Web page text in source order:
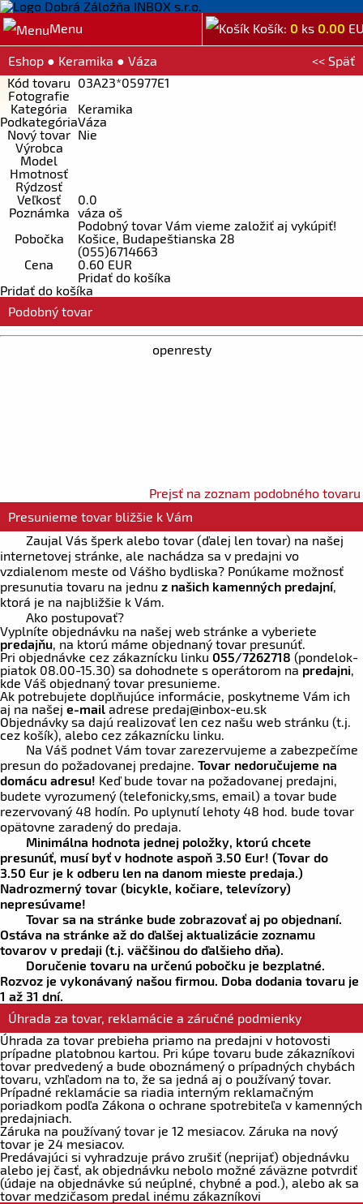
Menu Košík: 0 ks 0.00
<< Späť
Eshop ● Keramika ● Váza
Kód tovaru 03A23*05977E1
Fotografie
Kategória
Keramika
PodkategóriaVáza
Nový tovar Nie
Výrobca
Model
Hmotnosť
Rýdzosť
Veľkosť
0.0
Poznámka váza oš
Podobný tovar Vám vieme založiť aj vykúpiť!
Pobočka
Košice, Budapeštianska 28
(055)6714663
Cena
0.60 EUR
Pridať do košíka
Pridať do košíka
Podobný tovar
openresty
Prejsť na zoznam podobného tovaru
Presunieme tovar bližšie k Vám
Zaujal Vás šperk alebo tovar (ďalej len tovar) na našej
internetovej stránke, ale nachádza sa v predajni vo
vzdialenom meste od Vášho bydliska? Ponúkame možnosť
presunutia tovaru na jednu z našich kamenných predajní,
ktorá je na najbližšie k Vám.
Ako postupovať?
Vyplníte objednávku na našej web stránke a vyberiete
predajňu, na ktorú máme objednaný tovar presunúť.
Pri objednávke cez zákaznícku linku 055/7262718 (pondelok-
piatok 08.00-15.30) sa dohodnete s operátorom napredajni,
kde Váš objednaný tovar presunieme.
Ak potrebujete doplňujúce informácie, poskytneme Vám ich
aj na našeje-mailadrese predaj@inbox-eu.sk
Objednávky sa dajú realizovať len cez našu web stránku (t.j.
cez košík), alebo cez zákaznícku linku.
Na Váš podnet Vám tovar zarezervujeme a zabezpečíme
presun do požadovanej predajne. Tovar nedoručujeme na
domácu adresu! Keď bude tovar na požadovanej predajni,
budete vyrozumený (telefonicky,sms, email) a tovar bude
rezervovaný 48 hodín. Po uplynutí lehoty 48 hod. bude tovar
opätovne zaradený do predaja.
Minimálna hodnota jednej položky, ktorú chcete
presunúť, musí byť v hodnote aspoň 3.50 Eur! (Tovar do
3.50 Eur je k odberu len na danom mieste predaja.)
Nadrozmerný tovar (bicykle, kočiare, televízory)
nepresúvame!
Tovar sa na stránke bude zobrazovať aj po objednaní.
Ostáva na stránke až do ďalšej aktualizácie zoznamu
tovarov v predaji (t.j. väčšinou do ďalšieho dňa).
Doručenie tovaru na určenú pobočku je bezplatné.
Rozvoz je vykonávaný našou firmou. Doba dodania tovaru je
1 až 31 dní.
Úhrada za tovar, reklamácie a záručné podmienky
Úhrada za tovar prebieha priamo na predajni v hotovosti
prípadne platobnou kartou. Pri kúpe tovaru bude zákazníkovi
tovar predvedený a bude oboznámený o prípadných chybách
tovaru, vzhľadom na to, že sa jedná aj o používaný tovar.
Prípadné reklamácie sa riadia interným reklamačným
poriadkom podľa Zákona o ochrane spotrebiteľa v kamenných
predajniach.
Záruka na používaný tovar je 12 mesiacov. Záruka na nový
tovar je 24 mesiacov.
Predávajúci si vyhradzuje právo zrušiť (neprijať) objednávku
alebo jej časť, ak objednávku nebolo možné záväzne potvrdiť
(údaje na objednávke sú neúplné, chybné a pod.), alebo ak sa
tovar medzičasom predal inému zákazníkovi